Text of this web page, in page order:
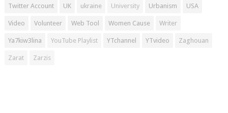
Twitter Account UK ukraine University Urbanism USA
Video Volunteer Web Tool Women Cause Writer
Ya7kiw3lina YouTube Playlist YTchannel YTvideo Zaghouan
Zarat Zarzis